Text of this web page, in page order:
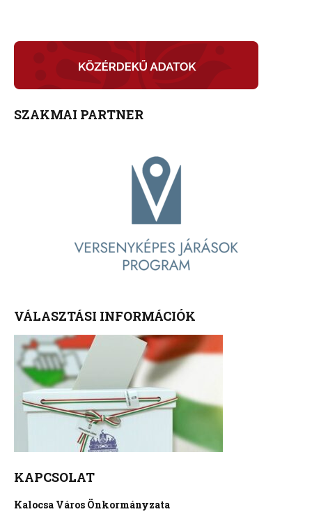
SZAKMAI PARTNER
VÁLASZTÁSI INFORMÁCIÓK
KAPCSOLAT
Kalocsa Város Önkormányzata